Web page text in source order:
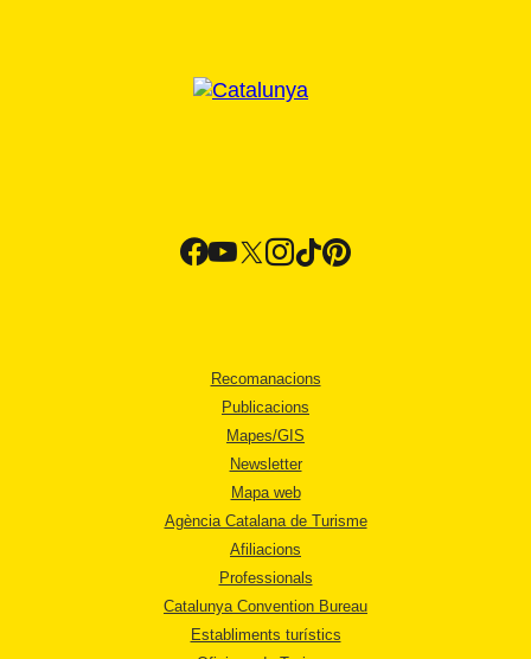
Recomanacions
Publicacions
Mapes/GIS
Newsletter
Mapa web
Agència Catalana de Turisme
Afiliacions
Professionals
Catalunya Convention Bureau
Establiments turístics